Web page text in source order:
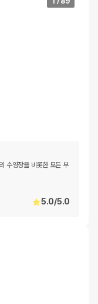
수영장을 비롯한 모든 부
5.0/5.0